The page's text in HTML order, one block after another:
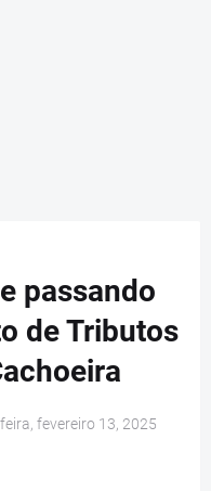
passando
de Tributos
fevereiro 13, 2025